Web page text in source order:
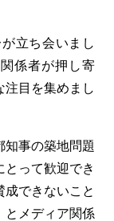
立ち会いまし
係者が押し寄
注目を集めまし
知事の築地問題
って歓迎でき
成できないこと
とメディア関係